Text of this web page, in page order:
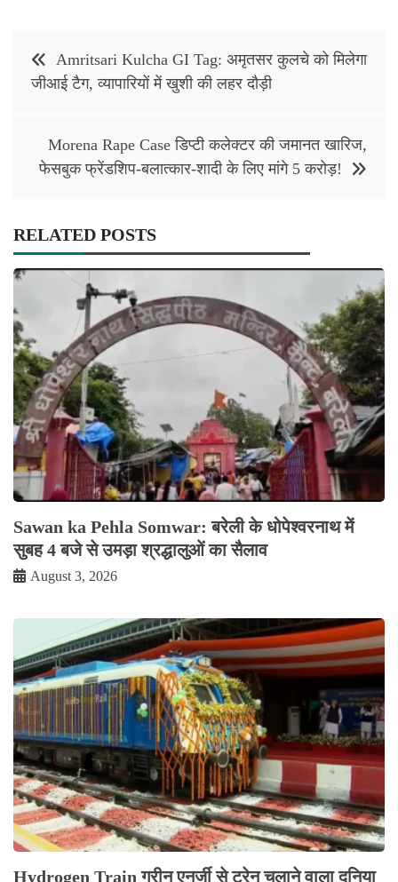
Post
navigation
Amritsari Kulcha GI Tag: अमृतसर कुलचे को मिलेगा
जीआई टैग, व्यापारियों में खुशी की लहर दौड़ी
Morena Rape Case डिप्टी कलेक्टर की जमानत खारिज,
फेसबुक फ्रेंडशिप-बलात्कार-शादी के लिए मांगे 5 करोड़!
RELATED POSTS
Sawan ka Pehla Somwar: बरेली के धोपेश्वरनाथ में
सुबह 4 बजे से उमड़ा श्रद्धालुओं का सैलाव
August 3, 2026
Hydrogen Train ग्रीन एनर्जी से ट्रेन चलाने वाला दुनिया